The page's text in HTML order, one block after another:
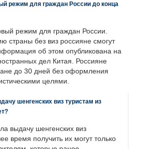
режим для граждан России до конца
режим для граждан России.
страны без виз россияне смогут
об этом опубликована на
дел Китая. Россияне
до 30 дней без оформления
целями.
шенгенских виз туристам из
выдачу шенгенских виз
время получить их могут только